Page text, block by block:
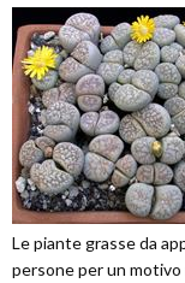
Le piante grasse da
persone per un